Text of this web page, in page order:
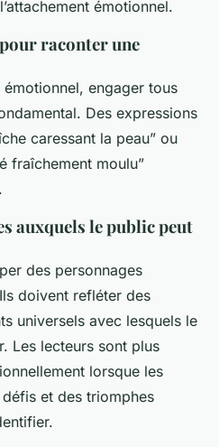
émotionnel.
raconter une
émotionnel, engager tous
Des expressions
caressant la peau” ou
fraîchement moulu”
auxquels le public peut
des personnages
doivent refléter des
universels avec lesquels le
Les lecteurs sont plus
lorsque les
et des triomphes